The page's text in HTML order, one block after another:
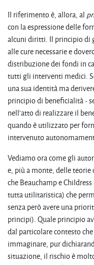
Il riferimento è, allora, al
con la espressione delle
alcuni diritti. Il principio di
alle cure necessarie e
distribuzione dei fondi in
tutti gli interventi medici.
una sua identità ma
principio di beneficialità -
nell'atto di realizzare il
quando è utilizzato per
intervenuto
Vediamo ora come gli
e, più a monte, delle
che Beauchamp e
tutta utilitaristica) che
senza però avere una
principi). Quale principio
dal particolare contesto
immaginare, pur
situazione, il rischio è